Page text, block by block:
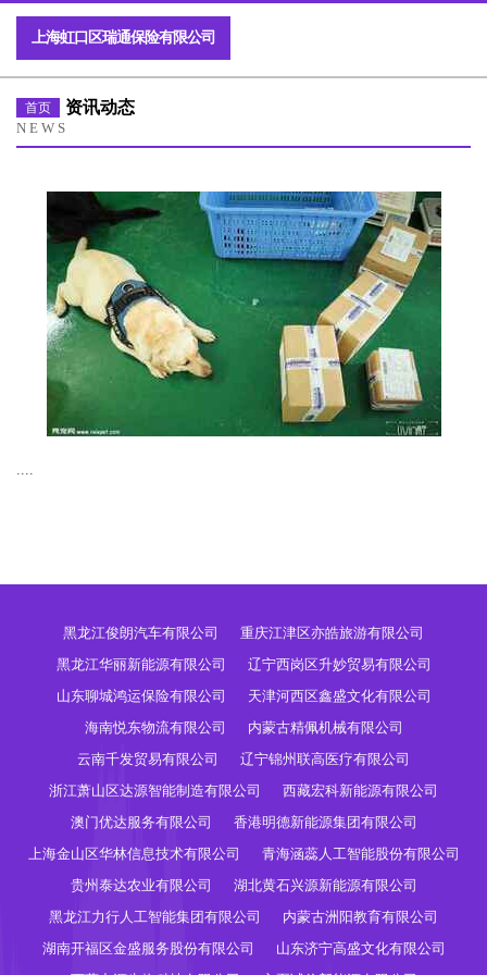
上海虹口区瑞通保险有限公司
首页 资讯动态
NEWS
....
黑龙江俊朗汽车有限公司
重庆江津区亦皓旅游有限公司
黑龙江华丽新能源有限公司
辽宁西岗区升妙贸易有限公司
山东聊城鸿运保险有限公司
天津河西区鑫盛文化有限公司
海南悦东物流有限公司
内蒙古精佩机械有限公司
云南千发贸易有限公司
辽宁锦州联高医疗有限公司
浙江萧山区达源智能制造有限公司
西藏宏科新能源有限公司
澳门优达服务有限公司
香港明德新能源集团有限公司
上海金山区华林信息技术有限公司
青海涵蕊人工智能股份有限公司
贵州泰达农业有限公司
湖北黄石兴源新能源有限公司
黑龙江力行人工智能集团有限公司
内蒙古洲阳教育有限公司
湖南开福区金盛服务股份有限公司
山东济宁高盛文化有限公司